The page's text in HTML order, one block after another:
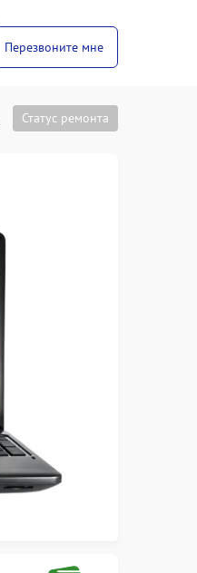
Перезвоните мне
Статус ремонта